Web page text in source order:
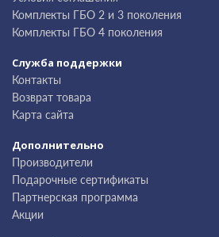
Комплекты ГБО 2 и 3 поколения
Комплекты ГБО 4 поколения
Служба поддержки
Контакты
Возврат товара
Карта сайта
Дополнительно
Производители
Подарочные сертификаты
Партнерская программа
Акции